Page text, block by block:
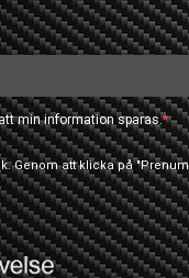
min information sparas.
Genom att klicka på